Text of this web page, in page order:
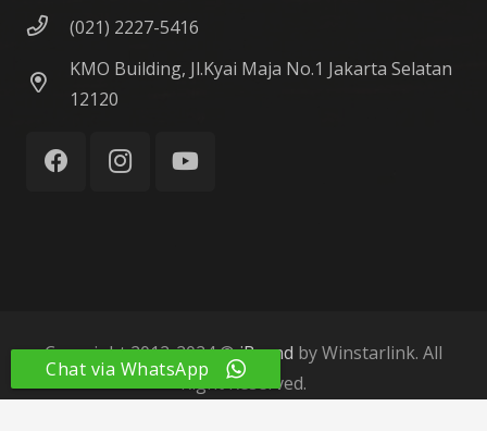
(021) 2227-5416
KMO Building, Jl.Kyai Maja No.1 Jakarta Selatan
12120
Copyright 2012-2024 ©iBrand by Winstarlink. All
Right Reserved.
Chat via WhatsApp